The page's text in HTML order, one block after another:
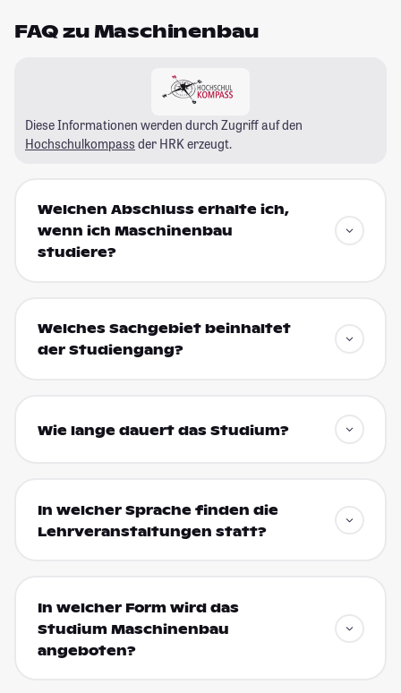
FAQ zu Maschinenbau
Diese Informationen werden durch Zugriff auf den
Hochschulkompass der HRK erzeugt.
Welchen Abschluss erhalte ich,
wenn ich Maschinenbau
studiere?
Welches Sachgebiet beinhaltet
der Studiengang?
Wie lange dauert das Studium?
In welcher Sprache finden die
Lehrveranstaltungen statt?
In welcher Form wird das
Studium Maschinenbau
angeboten?